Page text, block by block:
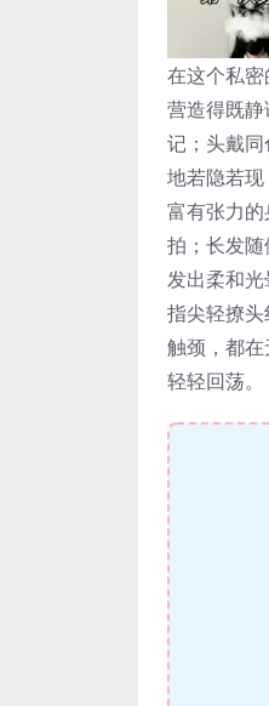
在这个私
营造得既
记；头戴
地若隐若
富有张力
拍；长发
发出柔和
指尖轻撩
触颈，都
轻轻回荡。